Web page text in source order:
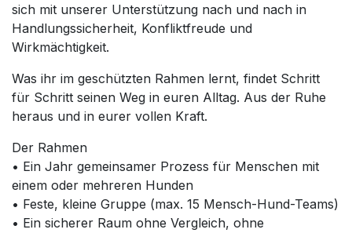
sich mit unserer Unterstützung nach und nach in
Handlungssicherheit, Konfliktfreude und
Wirkmächtigkeit.
Was ihr im geschützten Rahmen lernt, findet Schritt
für Schritt seinen Weg in euren Alltag. Aus der Ruhe
heraus und in eurer vollen Kraft.
Der Rahmen
• Ein Jahr gemeinsamer Prozess für Menschen mit
einem oder mehreren Hunden
• Feste, kleine Gruppe (max. 15 Mensch-Hund-Teams)
• Ein sicherer Raum ohne Vergleich, ohne